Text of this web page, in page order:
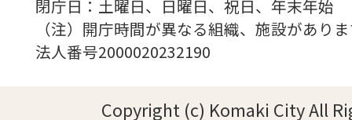
閉庁日：土曜日、日曜日、祝日、年末年始
（注）開庁時間が異なる組織、施設があり
法人番号2000020232190
Copyright (c) Komaki City All